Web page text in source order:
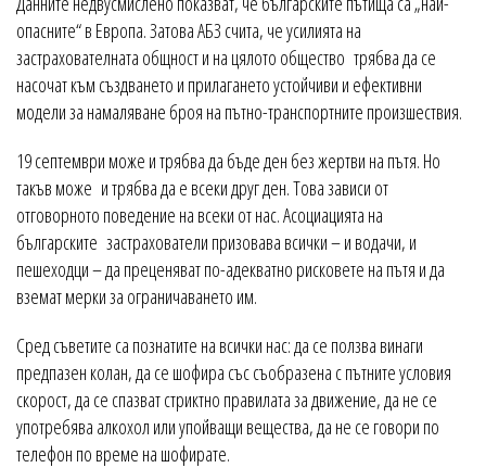
опасните“ в Европа. Затова АБЗ счита, че усилията на
застрахователната общност и на цялото общество трябва да се
насочат към създването и прилагането устойчиви и ефективни
модели за намаляване броя на пътно-транспортните произшествия.
19 септември може и трябва да бъде ден без жертви на пътя. Но
такъв може и трябва да е всеки друг ден. Това зависи от
отговорното поведение на всеки от нас. Асоциацията на
българските застрахователи призовава всички – и водачи, и
пешеходци – да преценяват по-адекватно рисковете на пътя и да
вземат мерки за ограничаването им.
Сред съветите са познатите на всички нас: да се ползва винаги
предпазен колан, да се шофира със съобразена с пътните условия
скорост, да се спазват стриктно правилата за движение, да не се
употребява алкохол или упойващи вещества, да не се говори по
телефон по време на шофирате.